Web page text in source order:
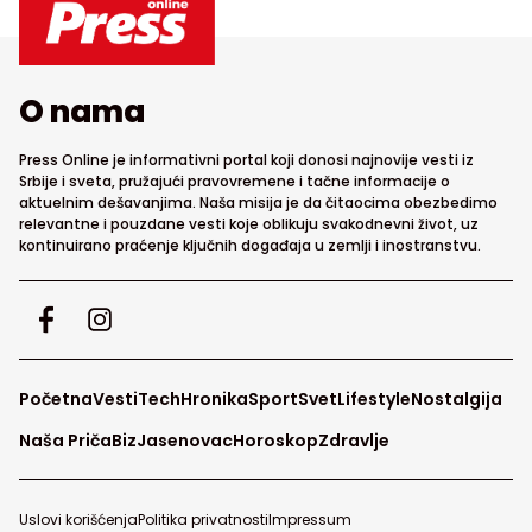
O nama
Press Online je informativni portal koji donosi najnovije vesti iz
Srbije i sveta, pružajući pravovremene i tačne informacije o
aktuelnim dešavanjima. Naša misija je da čitaocima obezbedimo
relevantne i pouzdane vesti koje oblikuju svakodnevni život, uz
kontinuirano praćenje ključnih događaja u zemlji i inostranstvu.
PočetnaVestiTechHronikaSportSvetLifestyleNostalgija
Naša PričaBizJasenovacHoroskopZdravlje
Uslovi korišćenjaPolitika privatnostiImpressum